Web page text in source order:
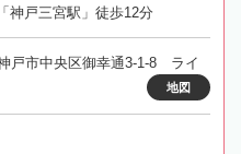
神戸三宮駅」徒歩12分
戸市中央区御幸通3-1-8 ライ
地図